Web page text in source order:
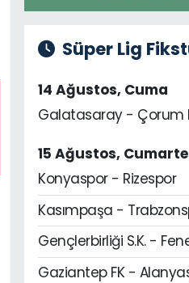
Süper Lig
14 Ağustos, Cuma
Galatasaray - Çorum
15 Ağustos,
Konyaspor - Rizespor
Kasımpaşa -
Gençlerbirliği S.K. -
Gaziantep FK -